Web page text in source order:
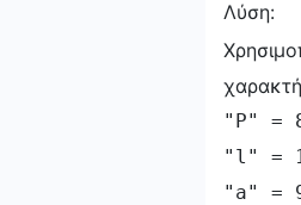
Λύση:
"P" =
"l" =
"a" =